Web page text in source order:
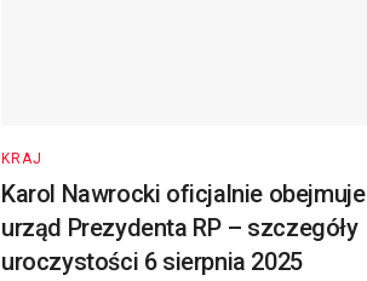
KRAJ
Karol Nawrocki oficjalnie obejmuje
urząd Prezydenta RP – szczegóły
uroczystości 6 sierpnia 2025